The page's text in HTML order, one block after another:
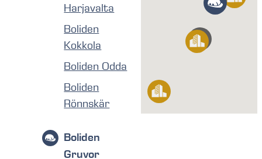
Harjavalta
Boliden
Kokkola
Boliden Odda
Boliden
Rönnskär
Boliden
Gruvor